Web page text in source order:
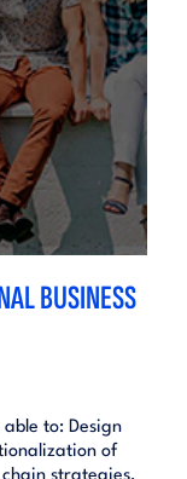
BUSINESS
to: Design
of